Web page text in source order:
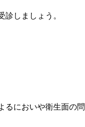
しましょう。
においや衛生面の